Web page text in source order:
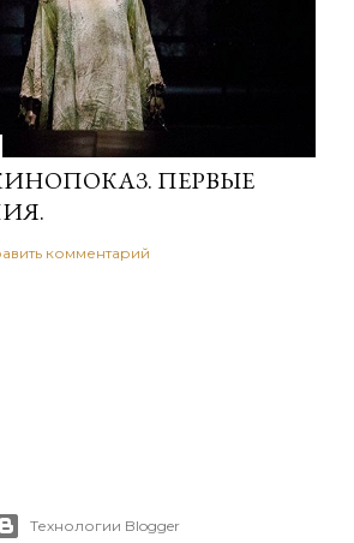
ПЕРВЫЕ
комментарий
Технологии Blogger